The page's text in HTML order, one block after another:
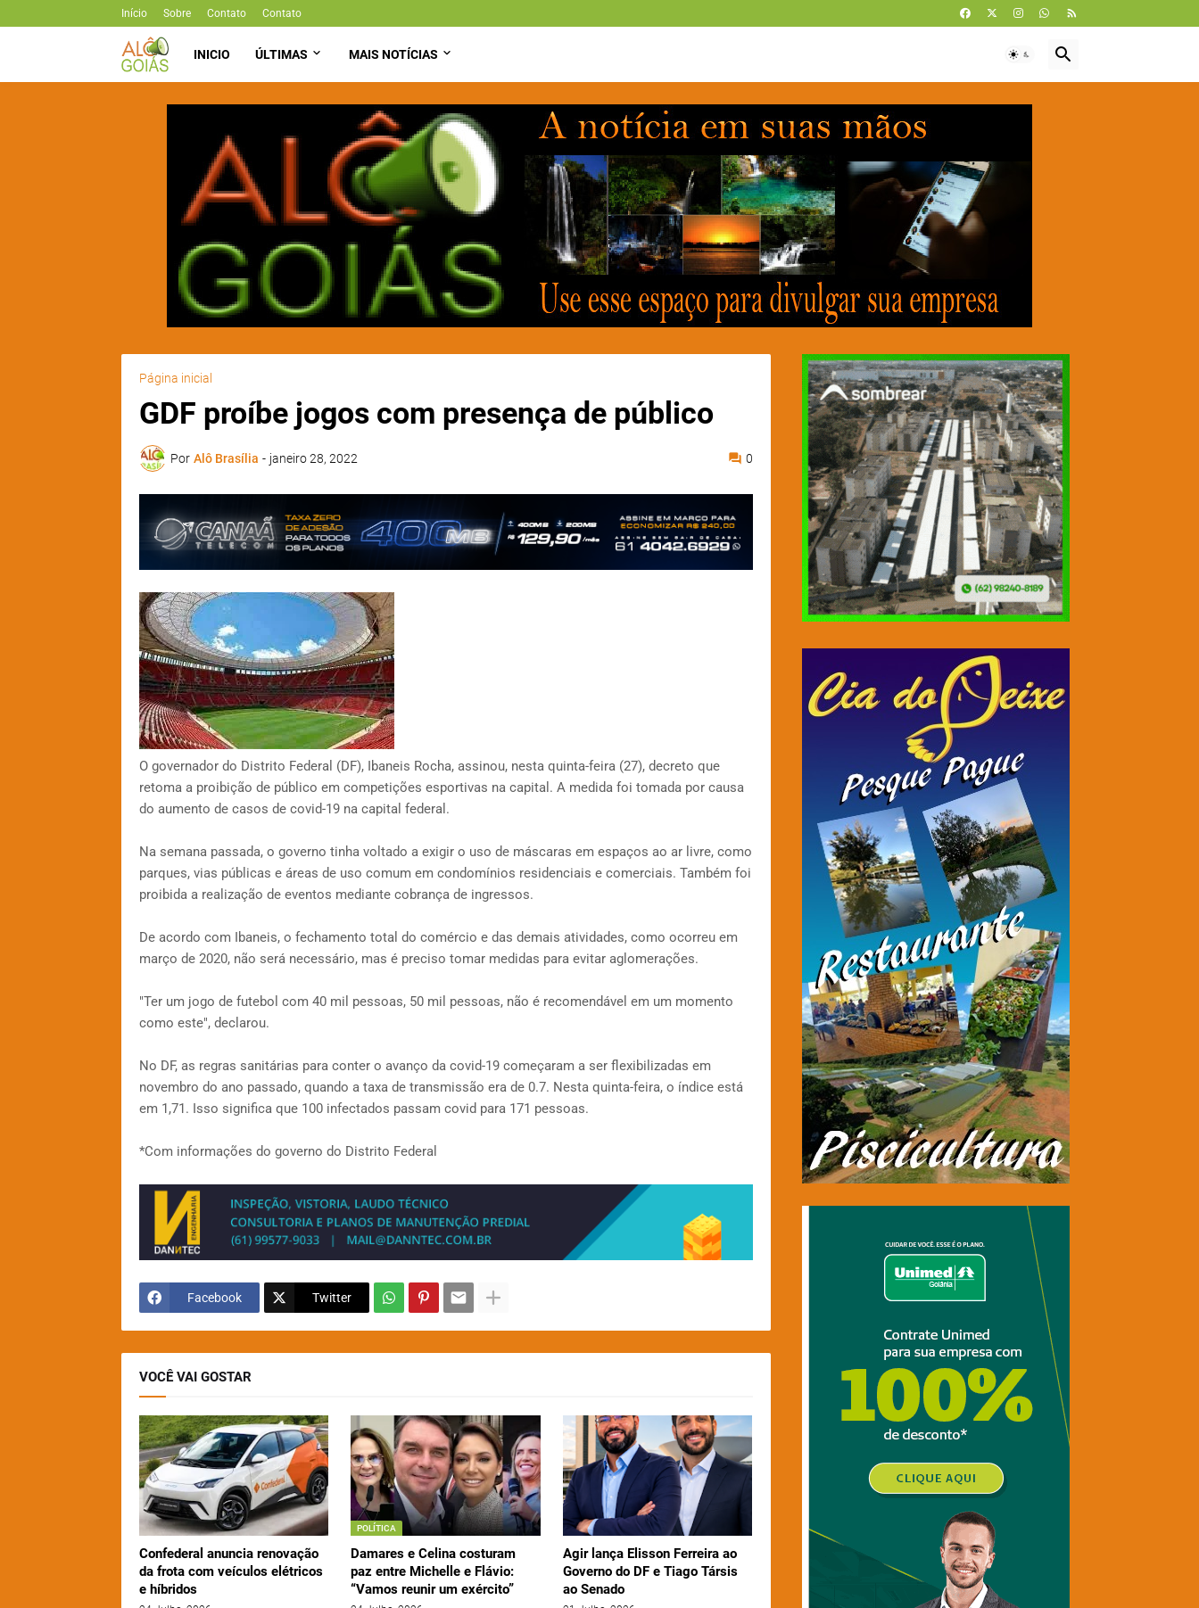
Início Sobre Contato Contato
INICIO ÚLTIMAS MAIS NOTÍCIAS
Página inicial
GDF proíbe jogos com presença de público
Por Alô Brasília - janeiro 28, 2022 0
O governador do Distrito Federal (DF), Ibaneis Rocha, assinou, nesta quinta-feira (27), decreto que
retoma a proibição de público em competições esportivas na capital. A medida foi tomada por causa
do aumento de casos de covid-19 na capital federal.
Na semana passada, o governo tinha voltado a exigir o uso de máscaras em espaços ao ar livre, como
parques, vias públicas e áreas de uso comum em condomínios residenciais e comerciais. Também foi
proibida a realização de eventos mediante cobrança de ingressos.
De acordo com Ibaneis, o fechamento total do comércio e das demais atividades, como ocorreu em
março de 2020, não será necessário, mas é preciso tomar medidas para evitar aglomerações.
"Ter um jogo de futebol com 40 mil pessoas, 50 mil pessoas, não é recomendável em um momento
como este", declarou.
No DF, as regras sanitárias para conter o avanço da covid-19 começaram a ser flexibilizadas em
novembro do ano passado, quando a taxa de transmissão era de 0.7. Nesta quinta-feira, o índice está
em 1,71. Isso significa que 100 infectados passam covid para 171 pessoas.
*Com informações do governo do Distrito Federal
Facebook Twitter
VOCÊ VAI GOSTAR
Confederal anuncia renovação
da frota com veículos elétricos
e híbridos
POLÍTICA
Damares e Celina costuram
paz entre Michelle e Flávio:
“Vamos reunir um exército”
Agir lança Elisson Ferreira ao
Governo do DF e Tiago Társis
ao Senado